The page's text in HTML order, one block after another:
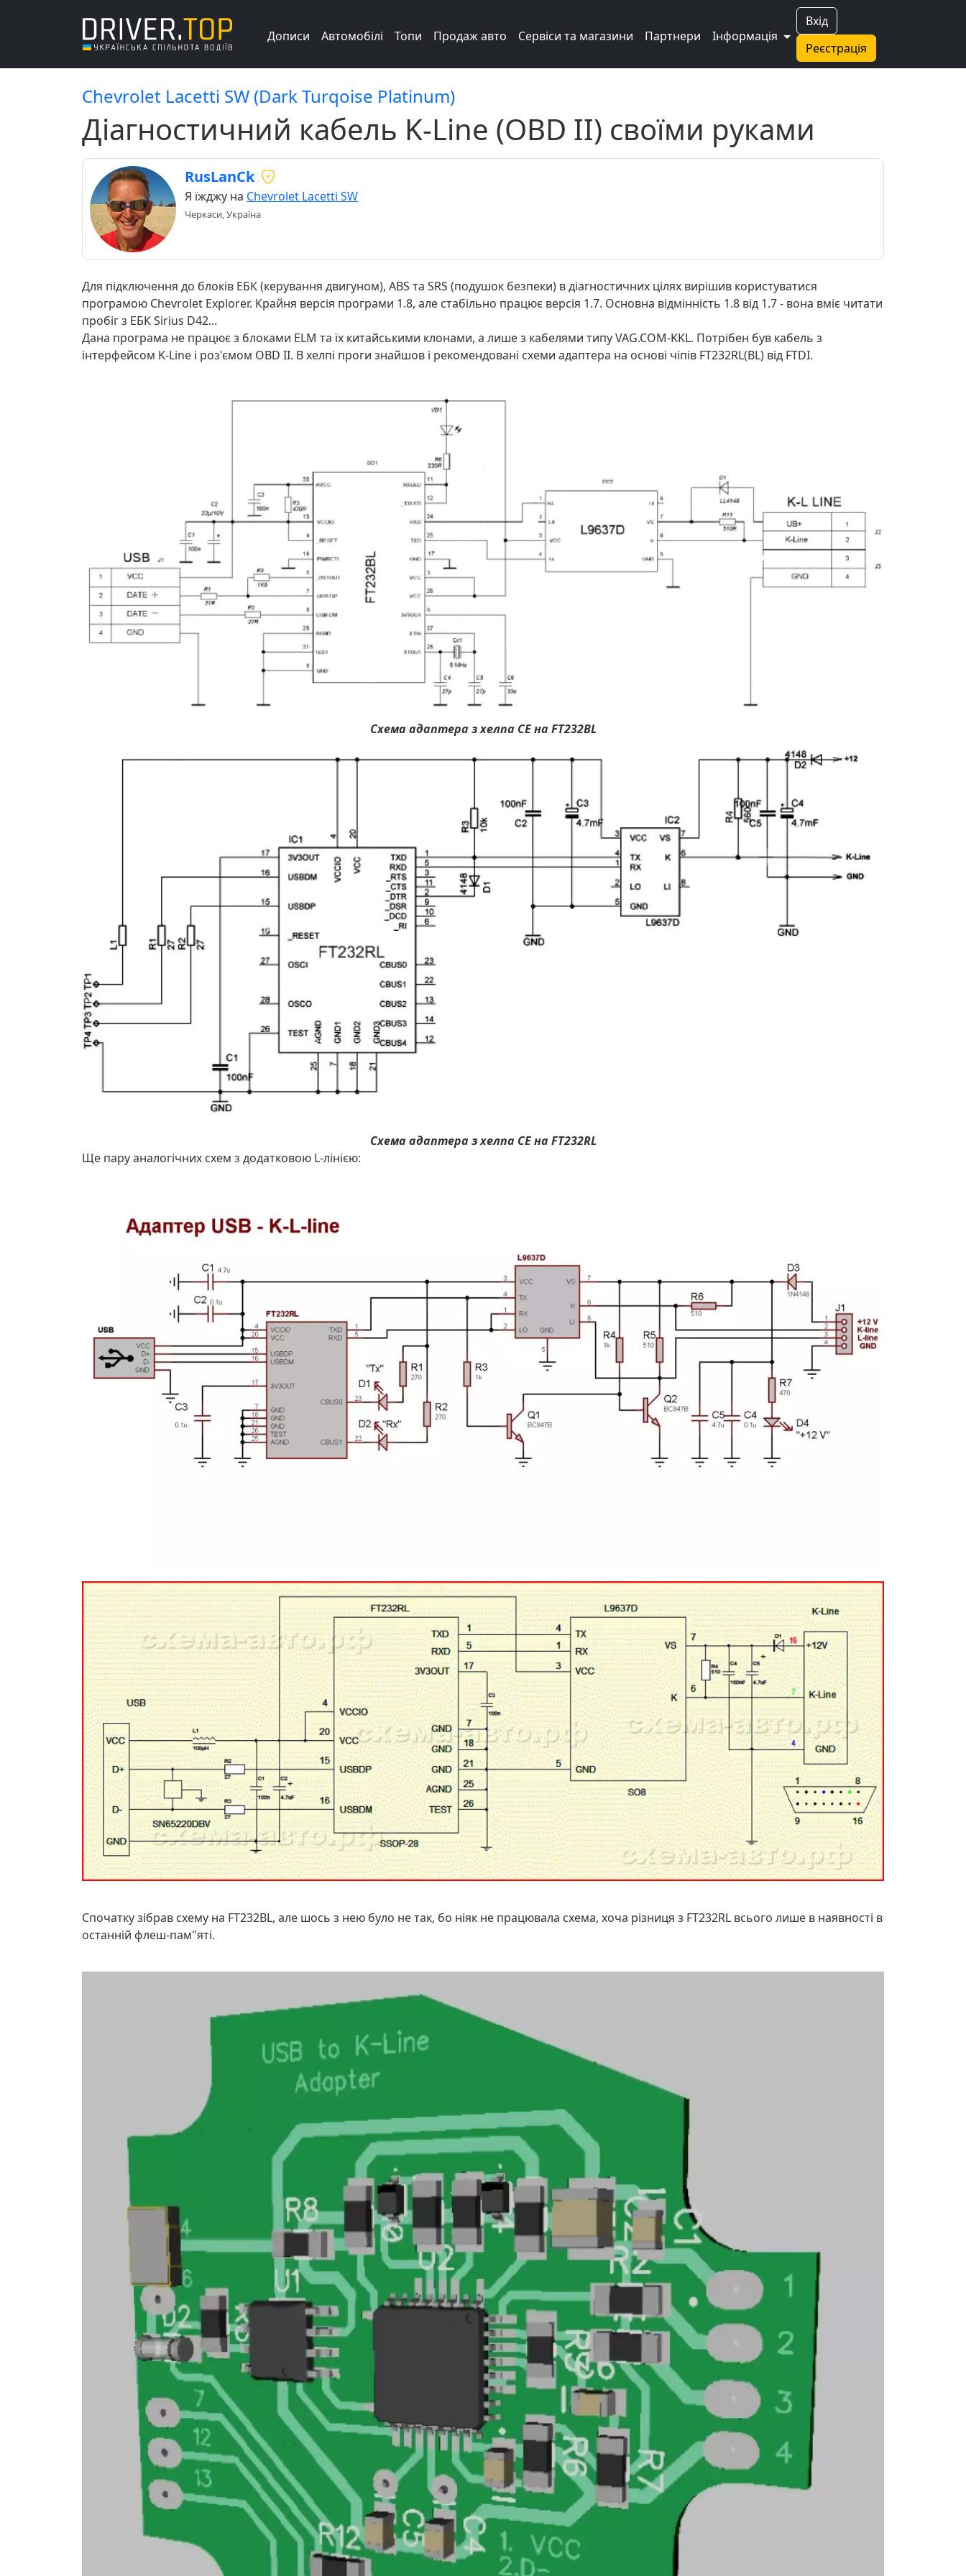
Вхід
Реєстрація
Дописи Автомобілі Топи Продаж авто Сервіси та магазини Партнери Інформація
Chevrolet Lacetti SW (Dark Turqoise Platinum)
Діагностичний кабель K-Line (OBD II) своїми руками
RusLanCk
Я їжджу на Chevrolet Lacetti SW
Черкаси, Україна
Для підключення до блоків ЕБК (керування двигуном), ABS та SRS (подушок безпеки) в діагностичних цілях вирішив користуватися
програмою Chevrolet Explorer. Крайня версія програми 1.8, але стабільно працює версія 1.7. Основна відмінність 1.8 від 1.7 - вона вміє читати
пробіг з ЕБК Sirius D42...
Дана програма не працює з блоками ELM та їх китайськими клонами, а лише з кабелями типу VAG.COM-KKL. Потрібен був кабель з
інтерфейсом K-Line і роз'ємом OBD II. В хелпі проги знайшов і рекомендовані схеми адаптера на основі чіпів FT232RL(BL) від FTDI.
Схема адаптера з хелпа CE на FT232BL
Схема адаптера з хелпа CE на FT232RL
Ще пару аналогічних схем з додатковою L-лінією:
Спочатку зібрав схему на FT232BL, але шось з нею було не так, бо ніяк не працювала схема, хоча різниця з FT232RL всього лише в наявності в
останній флеш-пам"яті.